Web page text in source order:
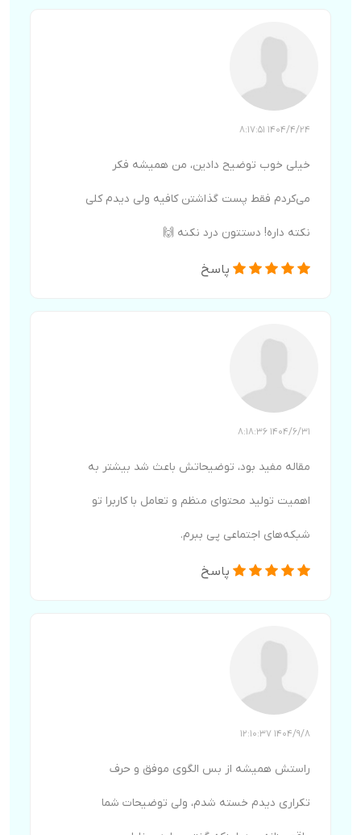
1404/4/24 8:17:51
خیلی خوب توضیح دادین، من همیشه فکر
می‌کردم فقط پست گذاشتن کافیه ولی دیدم کلی
نکته داره! دستتون درد نکنه 🙌
پاسخ
1404/6/31 8:18:36
مقاله مفید بود، توضیحاتش باعث شد بیشتر به
اهمیت تولید محتوای منظم و تعامل با کاربرا تو
شبکه‌های اجتماعی پی ببرم.
پاسخ
1404/9/8 12:10:37
راستش همیشه از بس الگوی موفق و حرف
تکراری دیدم خسته شدم، ولی توضیحات شما